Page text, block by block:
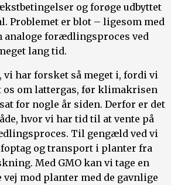
og forøge udbyttet
Problemet er blot – ligesom med
analoge forædlingsproces ved
lang tid.
vi har forsket så meget i, fordi vi
os om lattergas, før klimakrisen
for nogle år siden. Derfor er det
hvor vi har tid til at vente på
Til gengæld ved vi
og transport i planter fra
Med GMO kan vi tage en
mod planter med de gavnlige